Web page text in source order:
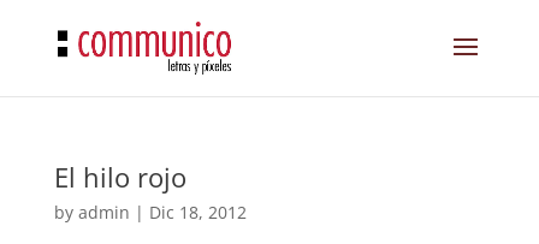
El hilo rojo
by admin | Dic 18, 2012